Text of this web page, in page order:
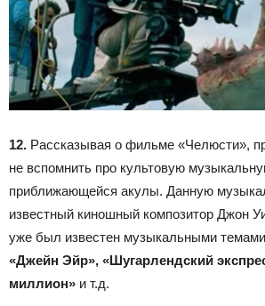
12. Рассказывая о фильме «Челюсти»,
не вспомнить про культовую
приближающейся акулы. Данную
известный киношный композитор Джон
уже был известен музыкальными
«Джейн Эйр», «Шугарлендский
миллион» и т.д.